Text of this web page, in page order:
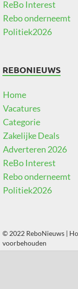
ReBo Interest
Rebo onderneemt
Politiek2026
REBONIEUWS
Home
Vacatures
Categorie
Zakelijke Deals
Adverteren 2026
ReBo Interest
Rebo onderneemt
Politiek2026
© 2022 ReboNieuws |
voorbehouden